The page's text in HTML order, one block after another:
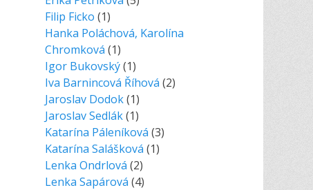
Filip Ficko (1)
Hanka Poláchová, Karolína
Chromková (1)
Igor Bukovský(1)
Iva Barnincová Říhová (2)
Jaroslav Dodok(1)
Jaroslav Sedlák(1)
Katarína Páleníková (3)
Katarína Salášková (1)
Lenka Ondrlová (2)
Lenka Sapárová (4)